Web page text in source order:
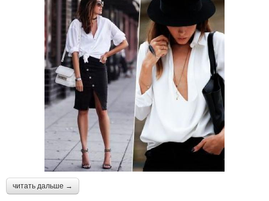
читать дальше →